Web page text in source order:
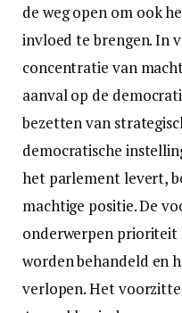
de weg open om ook
invloed te brengen. In
concentratie van
aanval op de
bezetten van
democratische
het parlement levert,
machtige positie. De
onderwerpen prioriteit
worden behandeld en
verlopen. Het